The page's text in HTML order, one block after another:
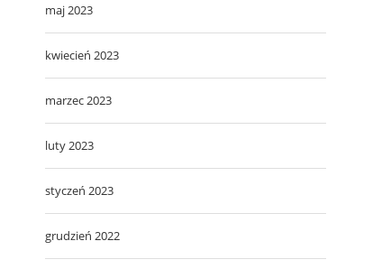
maj 2023
kwiecień 2023
marzec 2023
luty 2023
styczeń 2023
grudzień 2022